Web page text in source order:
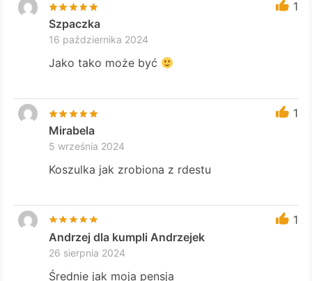
1
Szpaczka
16 października 2024
Jako tako może być
1
Mirabela
5 września 2024
Koszulka jak zrobiona z rdestu
1
Andrzej dla kumpli Andrzejek
26 sierpnia 2024
Średnie jak moja pensja